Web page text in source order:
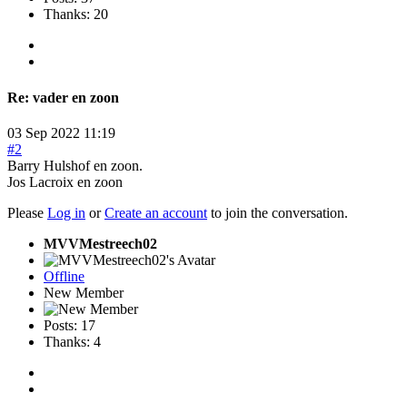
Thanks: 20
Re: vader en zoon
03 Sep 2022 11:19
#2
Barry Hulshof en zoon.
Jos Lacroix en zoon
Please Log in orCreate an account to join the conversation.
MVVMestreech02
Offline
New Member
Posts: 17
Thanks: 4